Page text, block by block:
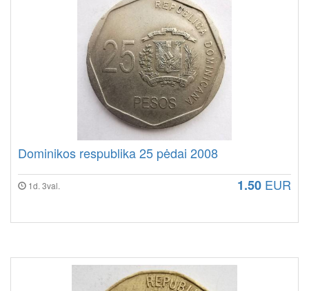
Dominikos respublika 25 pėdai 2008
1d. 3val. 1.50 EUR